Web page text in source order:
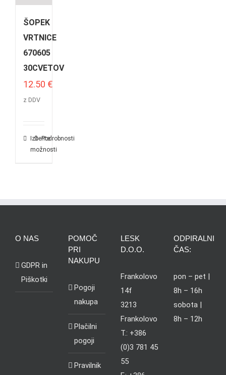
ŠOPEK
VRTNICE
670605
30CVETOV
12.50 €
z DDV
Izberite
možnosti
Podrobnosti
O NAS
GDPR in
Piškotki
POMOČ
PRI
NAKUPU
Pogoji
nakupa
Plačilni
pogoji
Pravilnik
LESK
D.O.O.
Frankolovo
14f
3213
Frankolovo
T.: +386
(0)3 781 45
55
ODPIRALNI
ČAS:
pon – pet |
8h – 16h
sobota |
8h – 12h